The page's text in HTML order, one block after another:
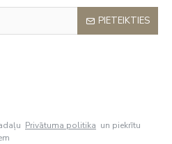
PIETEIKTIES
Privātuma politika un piekrītu